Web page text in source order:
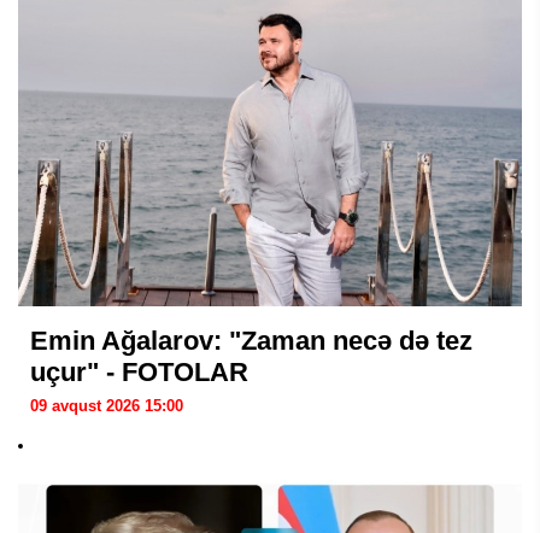
Emin Ağalarov: "Zaman necə də tez
uçur" - FOTOLAR
09 avqust 2026 15:00